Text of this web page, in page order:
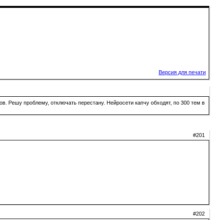
Версия для печати
Решу проблему, отключать перестану. Нейросети капчу обходят, по 300 тем в
#201
#202